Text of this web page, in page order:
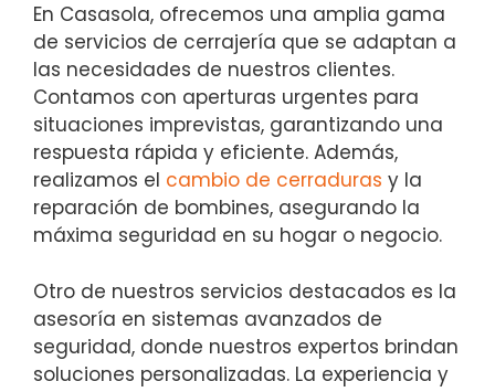
En Casasola, ofrecemos una amplia gama
de servicios de cerrajería que se adaptan a
las necesidades de nuestros clientes.
Contamos con aperturas urgentes para
situaciones imprevistas, garantizando una
respuesta rápida y eficiente. Además,
realizamos el cambio de cerraduras y la
reparación de bombines, asegurando la
máxima seguridad en su hogar o negocio.
Otro de nuestros servicios destacados es la
asesoría en sistemas avanzados de
seguridad, donde nuestros expertos brindan
soluciones personalizadas. La experiencia y